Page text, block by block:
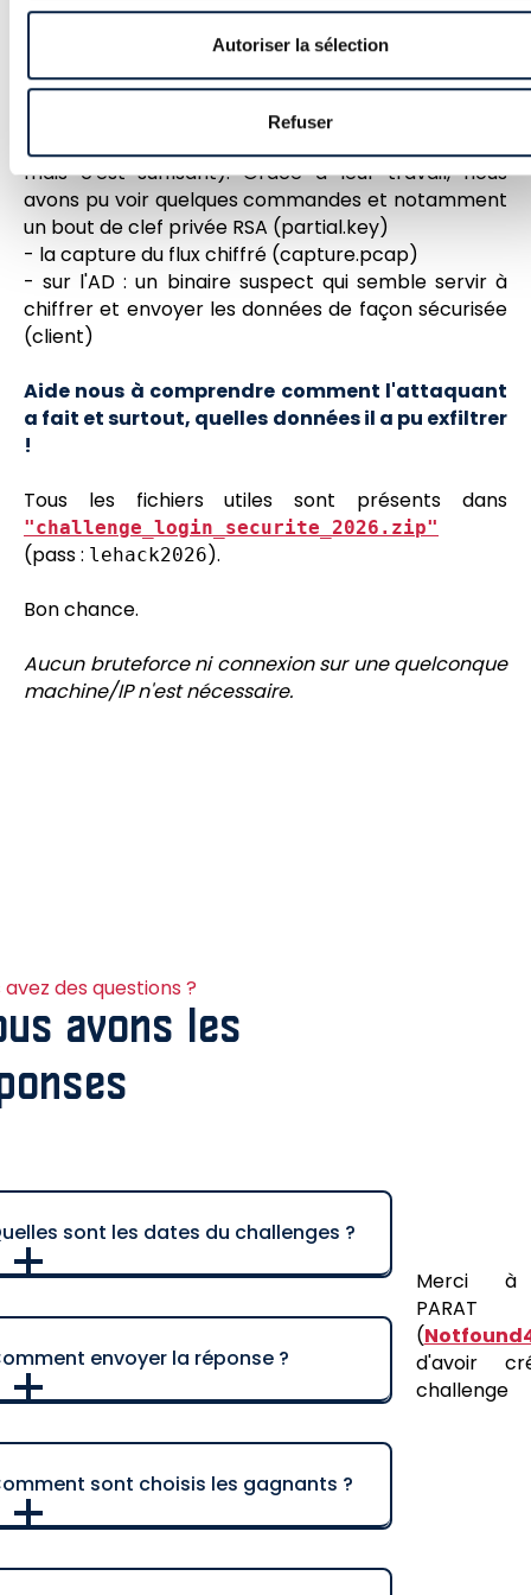
Autoriser la sélection
Refuser
seulement une partie de l'écran. Notre équipe a
réussi, en améliorant l'image et en analyzant
l'attaquant a créé une paire de clef RSA sur son PC
pour, à priori, établir la connexion sécurisée avec
mais c'est suffisant). Grâce à leur travail, nous
avons pu voir quelques commandes et notamment
un bout de clef privée RSA (partial.key)
- la capture du flux chiffré (capture.pcap)
- sur l'AD : un binaire suspect qui semble servir à
chiffrer et envoyer les données de façon sécurisée
(client)
Aide nous à comprendre comment l'attaquant
a fait et surtout, quelles données il a pu exfiltrer
!
Tous les fichiers utiles sont présents dans
"challenge_login_securite_2026.zip"
(pass : lehack2026).
Bon chance.
Aucun bruteforce ni connexion sur une quelconque
machine/IP n'est nécessaire.
avez des questions ?
avons les
sont les dates du challenges ?
challenge se déroule du9 Juin 2026
au 21 juin 2026 à 23h59
de Paris)
envoyer la réponse ?
finissant le challenge,vous saurez
nous envoyer le résultat :D
sont choisis les gagnants ?
première place sera offerte à la
Merci à
PARAT
(
d'avoir
challenge